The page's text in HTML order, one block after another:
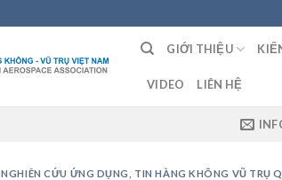
GIỚI THIỆU
VIDEO LIÊN HỆ
,NGHIÊN CỨU ỨNG DỤNG TIN HÀNG KHÔNG VŨ TRỤ